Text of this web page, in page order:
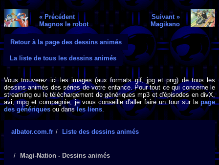
« Précédent
Magnos le robot
Suivant »
Magikano
Retour à la page des dessins animés
La liste de tous les dessins animés
Vous trouverez ici les images (aux formats gif, jpg et png) de tous les
dessins animés des séries de votre enfance. Pour tout ce qui concerne le
streaming ou le téléchargement de génériques mp3 et d'épisodes en divX,
avi, mpg et compagnie, je vous conseille d'aller faire un tour sur la page
des génériques ou dansles liens.
albator.com.fr Liste des dessins animés
Magi-Nation - Dessins animés